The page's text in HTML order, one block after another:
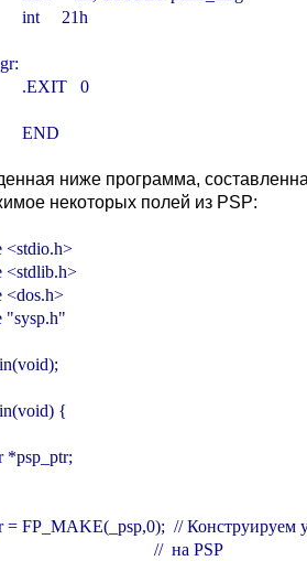
int     21h
.EXIT   0
END
ниже программа,
некоторых полей из PSP:
<stdio.h>
<stdlib.h>
<dos.h>
"sysp.h"
{
*psp_ptr;
= FP_MAKE(_psp,0);  // Конструируем
//  на PSP